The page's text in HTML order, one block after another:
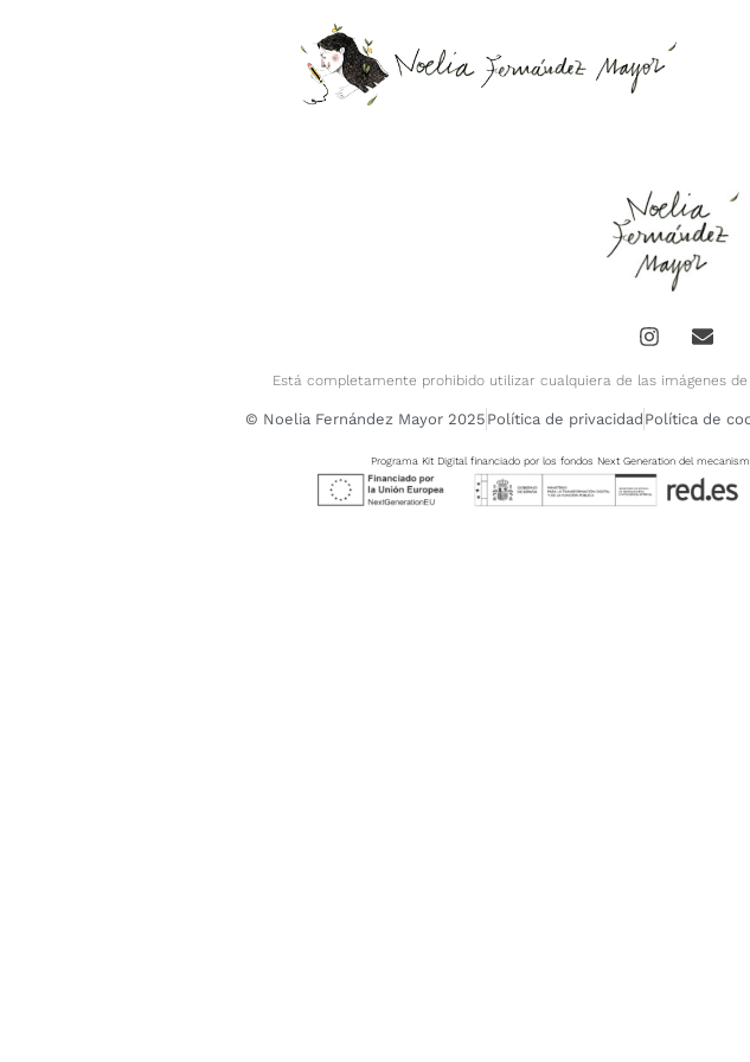
Está completamente prohibido utilizar cualquiera de las imágenes
© Noelia Fernández Mayor 2025 Política de privacidad Política de
Programa Kit Digital financiado por los fondos Next Generation del